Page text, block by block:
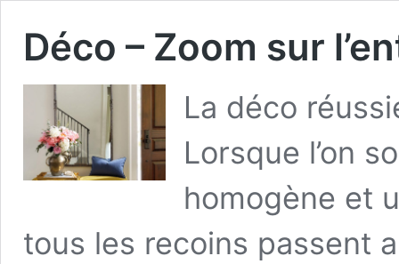
Déco – Zoom sur
La déco
Lorsque l’on
homogène et
tous les recoins passent